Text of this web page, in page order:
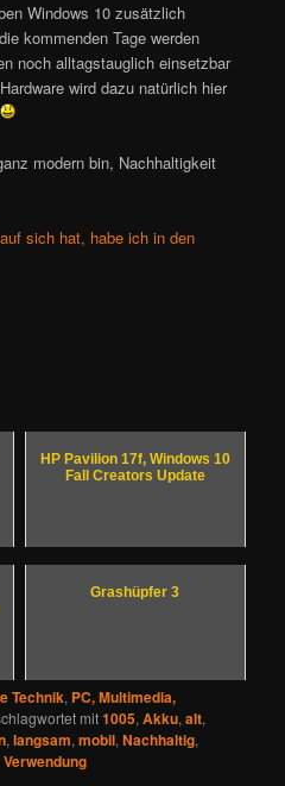
Windows 10 zusätzlich
kommenden Tage werden
noch alltagstauglich einsetzbar
wird dazu natürlich hier
modern bin, Nachhaltigkeit
sich hat, habe ich in den
HP Pavilion 17f, Windows 10
Fall Creators Update
Grashüpfer 3
Technik, PC, Multimedia,
mit1005,Akku,alt,
,langsam,mobil,Nachhaltig,
Verwendung